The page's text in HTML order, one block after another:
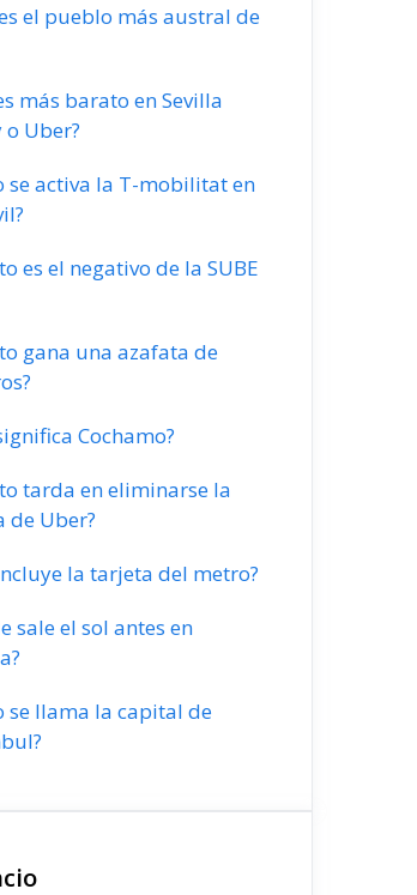
el pueblo más austral de
más barato en Sevilla
Uber?
se activa la T-mobilitat en
es el negativo de la SUBE
gana una azafata de
Cochamo?
tarda en eliminarse la
de Uber?
la tarjeta del metro?
sale el sol antes en
se llama la capital de